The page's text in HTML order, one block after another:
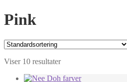
Pink
Viser 10 resultater